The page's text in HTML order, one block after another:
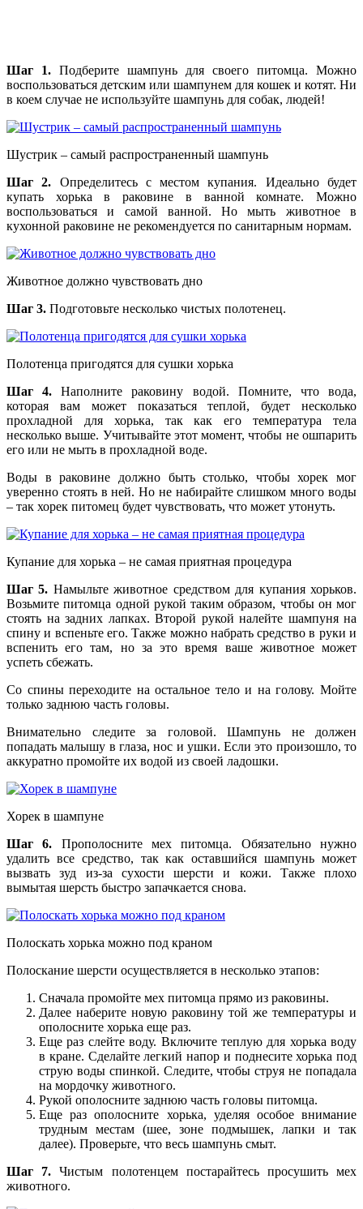
Шаг 1. Подберите шампунь для своего питомца. Можно
воспользоваться детским или шампунем для кошек и котят. Ни
в коем случае не используйте шампунь для собак, людей!
Шустрик – самый распространенный шампунь
Шаг 2. Определитесь с местом купания. Идеально будет
купать хорька в раковине в ванной комнате. Можно
воспользоваться и самой ванной. Но мыть животное в
кухонной раковине не рекомендуется по санитарным нормам.
Животное должно чувствовать дно
Шаг 3. Подготовьте несколько чистых полотенец.
Полотенца пригодятся для сушки хорька
Шаг 4. Наполните раковину водой. Помните, что вода,
которая вам может показаться теплой, будет несколько
прохладной для хорька, так как его температура тела
несколько выше. Учитывайте этот момент, чтобы не ошпарить
его или не мыть в прохладной воде.
Воды в раковине должно быть столько, чтобы хорек мог
уверенно стоять в ней. Но не набирайте слишком много воды
– так хорек питомец будет чувствовать, что может утонуть.
Купание для хорька – не самая приятная процедура
Шаг 5. Намыльте животное средством для купания хорьков.
Возьмите питомца одной рукой таким образом, чтобы он мог
стоять на задних лапках. Второй рукой налейте шампуня на
спину и вспеньте его. Также можно набрать средство в руки и
вспенить его там, но за это время ваше животное может
успеть сбежать.
Со спины переходите на остальное тело и на голову. Мойте
только заднюю часть головы.
Внимательно следите за головой. Шампунь не должен
попадать малышу в глаза, нос и ушки. Если это произошло, то
аккуратно промойте их водой из своей ладошки.
Хорек в шампуне
Шаг 6. Прополосните мех питомца. Обязательно нужно
удалить все средство, так как оставшийся шампунь может
вызвать зуд из-за сухости шерсти и кожи. Также плохо
вымытая шерсть быстро запачкается снова.
Полоскать хорька можно под краном
Полоскание шерсти осуществляется в несколько этапов:
Сначала промойте мех питомца прямо из раковины.
Далее наберите новую раковину той же температуры и
ополосните хорька еще раз.
Еще раз слейте воду. Включите теплую для хорька воду
в кране. Сделайте легкий напор и поднесите хорька под
струю воды спинкой. Следите, чтобы струя не попадала
на мордочку животного.
Рукой ополосните заднюю часть головы питомца.
Еще раз ополосните хорька, уделяя особое внимание
трудным местам (шее, зоне подмышек, лапки и так
далее). Проверьте, что весь шампунь смыт.
Шаг 7. Чистым полотенцем постарайтесь просушить мех
животного.